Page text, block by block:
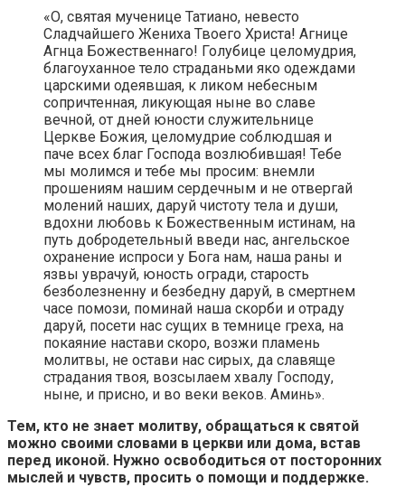
«О, святая мученице Татиано, невесто
Сладчайшего Жениха Твоего Христа! Агнице
Агнца Божественнаго! Голубице целомудрия,
благоуханное тело страданьми яко одеждами
царскими одеявшая, к ликом небесным
сопричтенная, ликующая ныне во славе
вечной, от дней юности служительнице
Церкве Божия, целомудрие соблюдшая и
паче всех благ Господа возлюбившая! Тебе
мы молимся и тебе мы просим: внемли
прошениям нашим сердечным и не отвергай
молений наших, даруй чистоту тела и души,
вдохни любовь к Божественным истинам, на
путь добродетельный введи нас, ангельское
охранение испроси у Бога нам, наша раны и
язвы уврачуй, юность огради, старость
безболезненну и безбедну даруй, в смертнем
часе помози, поминай наша скорби и отраду
даруй, посети нас сущих в темнице греха, на
покаяние настави скоро, возжи пламень
молитвы, не остави нас сирых, да славяще
страдания твоя, возсылаем хвалу Господу,
ныне, и присно, и во веки веков. Аминь».
Тем, кто не знает молитву, обращаться к святой
можно своими словами в церкви или дома, встав
перед иконой. Нужно освободиться от посторонних
мыслей и чувств, просить о помощи и поддержке.